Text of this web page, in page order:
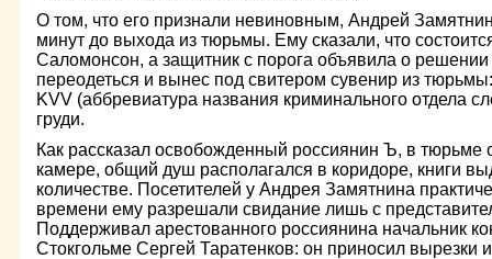
О том, что его признали невиновным, Андрей Замятнин
минут до выхода из тюрьмы. Ему сказали, что
Саломонсон, а защитник с порога объявила о
переодеться и вынес под свитером сувенир из
KVV (аббревиатура названия криминального отдела
груди.
Как рассказал освобожденный россиянин Ъ, в тюрьме
камере, общий душ располагался в коридоре, книги
количестве. Посетителей у Андрея Замятнина
времени ему разрешали свидание лишь с
Поддерживал арестованного россиянина начальник
Стокгольме Сергей Таратенков: он приносил вырезки